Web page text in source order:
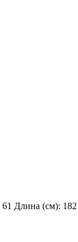
61 Длина (см): 182